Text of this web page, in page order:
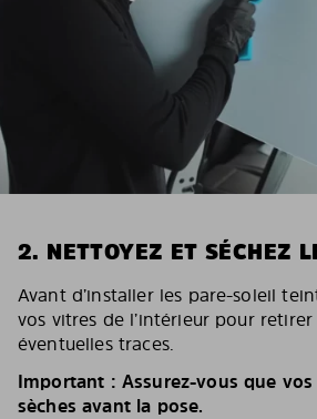
2. NETTOYEZ ET SÉCHEZ
Avant d’installer les pare-soleil
vos vitres de l’intérieur pour
éventuelles traces.
Important : Assurez-vous que
sèches avant la pose.